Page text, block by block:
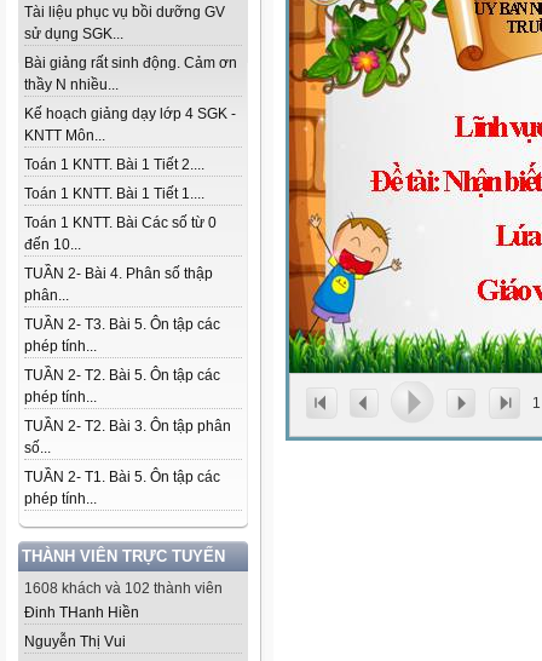
Tài liệu phục vụ bồi dưỡng GV
sử dụng SGK...
Bài giảng rất sinh động. Cảm ơn
thầy N nhiều...
Kế hoạch giảng dạy lớp 4 SGK -
KNTT Môn...
Toán 1 KNTT. Bài 1 Tiết 2....
Toán 1 KNTT. Bài 1 Tiết 1....
Toán 1 KNTT. Bài Các số từ 0
đến 10...
TUẦN 2- Bài 4. Phân số thập
phân...
TUẦN 2- T3. Bài 5. Ôn tập các
phép tính...
TUẦN 2- T2. Bài 5. Ôn tập các
phép tính...
TUẦN 2- T2. Bài 3. Ôn tập phân
số...
TUẦN 2- T1. Bài 5. Ôn tập các
phép tính...
THÀNH VIÊN TRỰC TUYẾN
1608 khách và 102 thành viên
Đinh THanh Hiền
Nguyễn Thị Vui
1